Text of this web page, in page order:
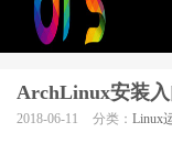
ArchLinux安装
2018-06-11 分类： Linux